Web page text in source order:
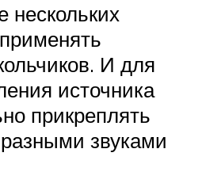
нескольких
И для
источника
прикреплять
звуками